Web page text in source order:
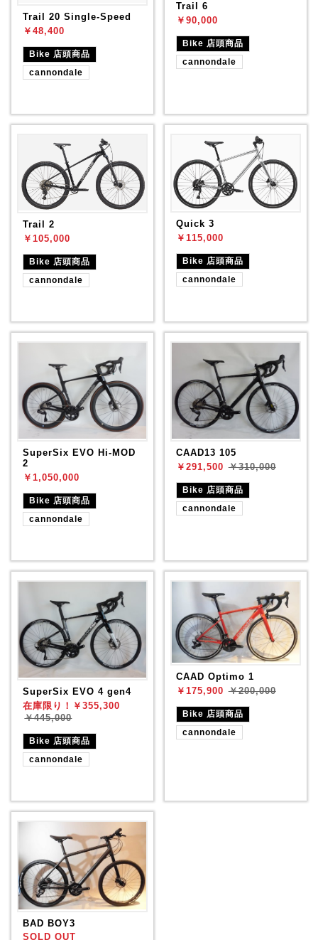
Trail 20 Single-Speed
￥48,400
Bike 店頭商品
cannondale
Trail 6
￥90,000
Bike 店頭商品
cannondale
Trail 2
￥105,000
Bike 店頭商品
cannondale
Quick 3
￥115,000
Bike 店頭商品
cannondale
SuperSix EVO Hi-MOD
2
￥1,050,000
Bike 店頭商品
cannondale
CAAD13 105
￥291,500 ￥310,000
Bike 店頭商品
cannondale
SuperSix EVO 4 gen4
在庫限り！￥355,300
￥445,000
Bike 店頭商品
cannondale
CAAD Optimo 1
￥175,900 ￥200,000
Bike 店頭商品
cannondale
BAD BOY3
SOLD OUT